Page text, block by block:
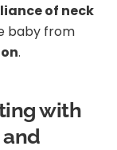
of neck
baby from
.
with
and